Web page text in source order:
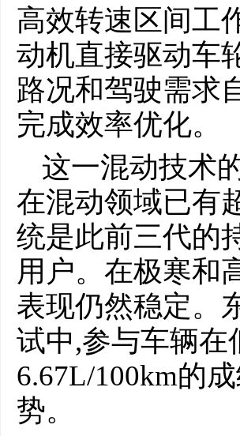
高效转速区间工
动机直接驱动车
路况和驾驶需求
完成效率优化。
这一混动技术
在混动领域已有
统是此前三代的
用户。在极寒和
表现仍然稳定。
试中,参与车辆在
6.67L/100km的
势。